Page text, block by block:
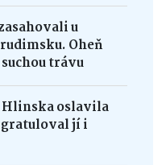
u
Oheň
trávu
Hlinska oslavila
jí i